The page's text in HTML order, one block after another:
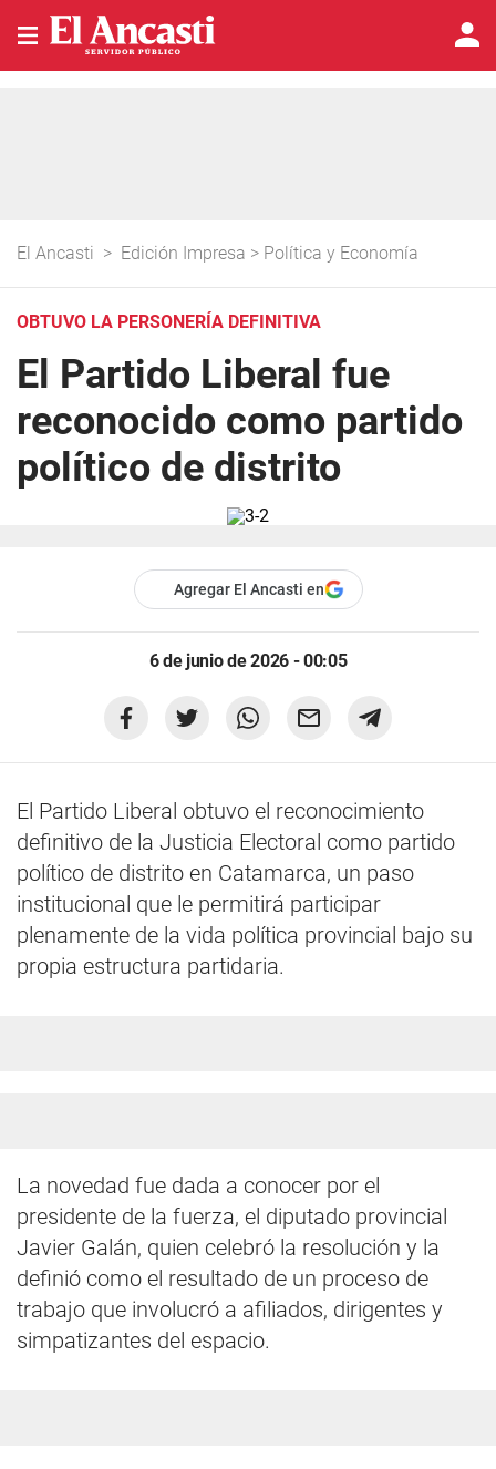
El Ancasti > Edición Impresa > Política y Economía
OBTUVO LA PERSONERÍA DEFINITIVA
El Partido Liberal fue
reconocido como partido
político de distrito
Agregar El Ancasti en
6 de junio de 2026 - 00:05
El Partido Liberal obtuvo el reconocimiento
definitivo de la Justicia Electoral como partido
político de distrito en Catamarca, un paso
institucional que le permitirá participar
plenamente de la vida política provincial bajo su
propia estructura partidaria.
La novedad fue dada a conocer por el
presidente de la fuerza, el diputado provincial
Javier Galán, quien celebró la resolución y la
definió como el resultado de un proceso de
trabajo que involucró a afiliados, dirigentes y
simpatizantes del espacio.